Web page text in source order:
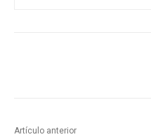
Artículo anterior